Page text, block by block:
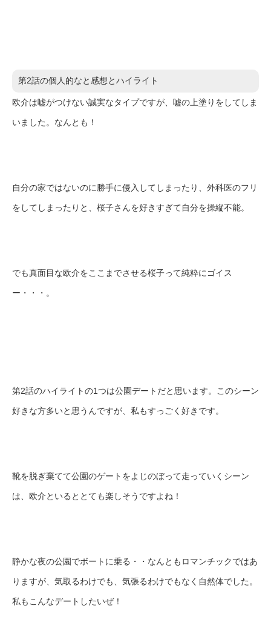
第2話の個人的なと感想とハイライト
欧介は嘘がつけない誠実なタイプですが、嘘の上塗りをしてしま
いました。なんとも！
自分の家ではないのに勝手に侵入してしまったり、外科医のフリ
をしてしまったりと、桜子さんを好きすぎて自分を操縦不能。
でも真面目な欧介をここまでさせる桜子って純粋にゴイス
ー・・・。
第2話のハイライトの1つは公園デートだと思います。このシーン
好きな方多いと思うんですが、私もすっごく好きです。
靴を脱ぎ棄てて公園のゲートをよじのぼって走っていくシーン
は、欧介といるととても楽しそうですよね！
静かな夜の公園でボートに乗る・・なんともロマンチックではあ
りますが、気取るわけでも、気張るわけでもなく自然体でした。
私もこんなデートしたいぜ！